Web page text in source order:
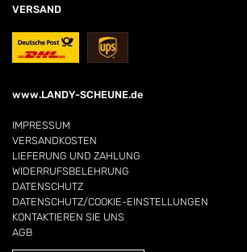
VERSAND
www.LANDY-SCHEUNE.de
IMPRESSUM
VERSANDKOSTEN
LIEFERUNG UND ZAHLUNG
WIDERRUFSBELEHRUNG
DATENSCHUTZ
DATENSCHUTZ/COOKIE-EINSTELLUNGEN
KONTAKTIEREN SIE UNS
AGB